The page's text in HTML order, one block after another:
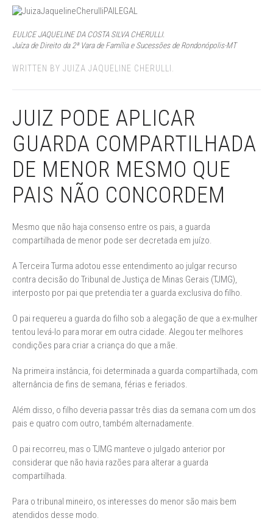
EULICE JAQUELINE DA COSTA SILVA CHERULLI.
Juíza de Direito da 2ª Vara de Família e Sucessões de Rondonópolis-MT
WRITTEN BY JUIZA JAQUELINE CHERULLI.
JUIZ PODE APLICAR
GUARDA COMPARTILHADA
DE MENOR MESMO QUE
PAIS NÃO CONCORDEM
Mesmo que não haja consenso entre os pais, a guarda
compartilhada de menor pode ser decretada em juízo.
A Terceira Turma adotou esse entendimento ao julgar recurso
contra decisão do Tribunal de Justiça de Minas Gerais (TJMG),
interposto por pai que pretendia ter a guarda exclusiva do filho.
O pai requereu a guarda do filho sob a alegação de que a ex-mulher
tentou levá-lo para morar em outra cidade. Alegou ter melhores
condições para criar a criança do que a mãe.
Na primeira instância, foi determinada a guarda compartilhada, com
alternância de fins de semana, férias e feriados.
Além disso, o filho deveria passar três dias da semana com um dos
pais e quatro com outro, também alternadamente.
O pai recorreu, mas o TJMG manteve o julgado anterior por
considerar que não havia razões para alterar a guarda
compartilhada.
Para o tribunal mineiro, os interesses do menor são mais bem
atendidos desse modo.